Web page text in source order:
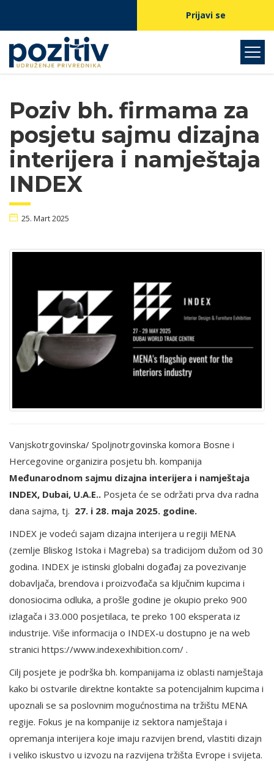
Prijavi se
Poziv bh. firmama za
posjetu sajmu dizajna
interijera i namještaja
INDEX
25. Mart 2025
Vanjskotrgovinska/ Spoljnotrgovinska komora Bosne i
Hercegovine organizira posjetu bh. kompanija
Međunarodnom sajmu dizajna interijera i namještaja
INDEX, Dubai, U.A.E.. Posjeta će se održati prva dva radna
dana sajma, tj. 27. i 28. maja 2025. godine.
INDEX je vodeći sajam dizajna interijera u regiji MENA
(zemlje Bliskog Istoka i Magreba) sa tradicijom dužom od 30
godina. INDEX je istinski globalni događaj za povezivanje
dobavljača, brendova i proizvođača sa ključnim kupcima i
donosiocima odluka, a prošle godine je okupio preko 900
izlagača i 33.000 posjetilaca, te preko 100 eksperata iz
industrije. Više informacija o INDEX-u dostupno je na web
stranici https://www.indexexhibition.com/ .
Cilj posjete je podrška bh. kompanijama iz oblasti namještaja
kako bi ostvarile direktne kontakte sa potencijalnim kupcima i
upoznali se sa poslovnim mogućnostima na tržištu MENA
regije. Fokus je na kompanije iz sektora namještaja i
opremanja interijera koje imaju razvijen brend, vlastiti dizajn
i veliko iskustvo u izvozu na razvijena tržišta Evrope i svijeta.